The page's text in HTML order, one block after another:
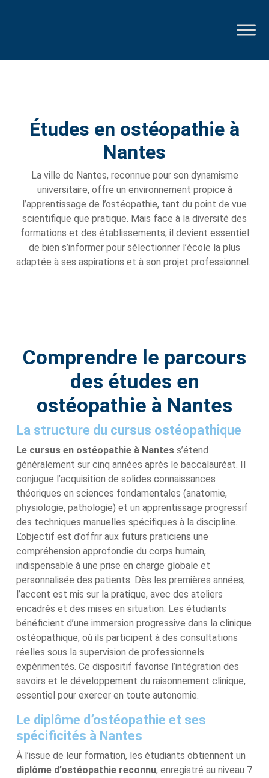
Études en ostéopathie à
Nantes
La ville de Nantes, reconnue pour son dynamisme
universitaire, offre un environnement propice à
l’apprentissage de l’ostéopathie, tant du point de vue
scientifique que pratique. Mais face à la diversité des
formations et des établissements, il devient essentiel
de bien s’informer pour sélectionner l’école la plus
adaptée à ses aspirations et à son projet professionnel.
Comprendre le parcours
des études en
ostéopathie à Nantes
La structure du cursus ostéopathique
Le cursus en ostéopathie à Nantes s’étend
généralement sur cinq années après le baccalauréat. Il
conjugue l’acquisition de solides connaissances
théoriques en sciences fondamentales (anatomie,
physiologie, pathologie) et un apprentissage progressif
des techniques manuelles spécifiques à la discipline.
L’objectif est d’offrir aux futurs praticiens une
compréhension approfondie du corps humain,
indispensable à une prise en charge globale et
personnalisée des patients. Dès les premières années,
l’accent est mis sur la pratique, avec des ateliers
encadrés et des mises en situation. Les étudiants
bénéficient d’une immersion progressive dans la clinique
ostéopathique, où ils participent à des consultations
réelles sous la supervision de professionnels
expérimentés. Ce dispositif favorise l’intégration des
savoirs et le développement du raisonnement clinique,
essentiel pour exercer en toute autonomie.
Le diplôme d’ostéopathie et ses
spécificités à Nantes
À l’issue de leur formation, les étudiants obtiennent un
diplôme d’ostéopathie reconnu, enregistré au niveau 7